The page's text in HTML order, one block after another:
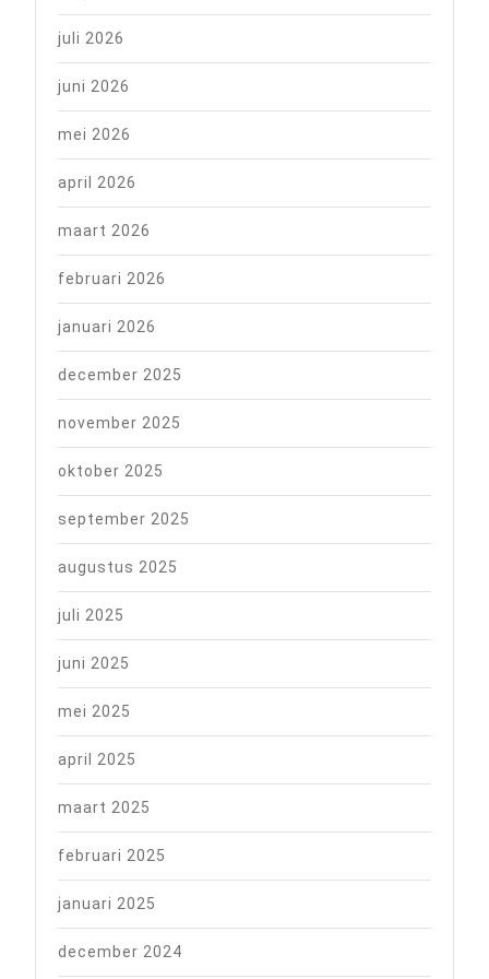
juli 2026
juni 2026
mei 2026
april 2026
maart 2026
februari 2026
januari 2026
december 2025
november 2025
oktober 2025
september 2025
augustus 2025
juli 2025
juni 2025
mei 2025
april 2025
maart 2025
februari 2025
januari 2025
december 2024